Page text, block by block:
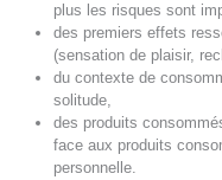
plus les risques sont
des premiers effets
(sensation de plaisir,
du contexte de
solitude,
des produits
face aux produits
personnelle.